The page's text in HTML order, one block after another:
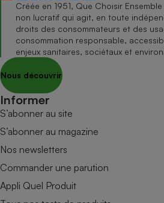
Créée en 1951, Que Choisir
non lucratif qui agit, en toute
droits des consommateurs et des
consommation responsable,
enjeux sanitaires, sociétaux et
Nous découvrir
Informer
S’abonner au site
S’abonner au magazine
Nos newsletters
Commander une parution
Appli Quel Produit